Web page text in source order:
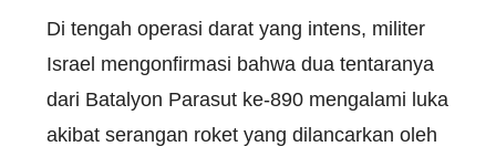
Di tengah operasi darat yang intens, militer
Israel mengonfirmasi bahwa dua tentaranya
dari Batalyon Parasut ke-890 mengalami luka
akibat serangan roket yang dilancarkan oleh